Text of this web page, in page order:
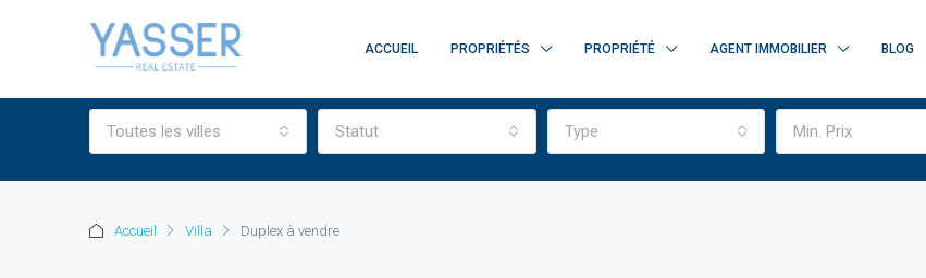
ACCUEIL PROPRIÉTÉS PROPRIÉTÉ AGENT IMMOBILIER BLOG
Toutes les villes Statut Type Min. Prix
Accueil Villa Duplex à vendre